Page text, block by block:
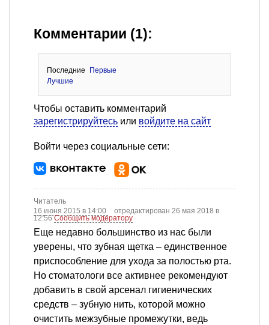
Комментарии (1):
Последние
Первые
Лучшие
Чтобы оставить комментарий
зарегистрируйтесь или войдите на сайт
Войти через социальные сети:
Читатель
16 июня 2015 в 14:00
отредактирован 26 мая 2018 в
12:56Сообщить модератору
Еще недавно большинство из нас были
уверены, что зубная щетка – единственное
приспособление для ухода за полостью рта.
Но стоматологи все активнее рекомендуют
добавить в свой арсенал гигиенических
средств – зубную нить, которой можно
очистить межзубные промежутки, ведь